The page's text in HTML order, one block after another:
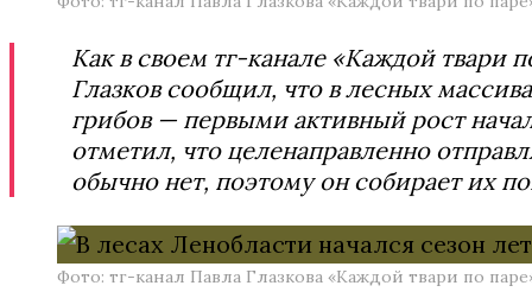
Как в своем тг-канале «Каждой твари
Глазков сообщил, что в лесных
грибов — первыми активный рост
отметил, что целенаправленно
обычно нет, поэтому он собирает их
Фото: тг-канал Павла Глазкова «Каждой твари по